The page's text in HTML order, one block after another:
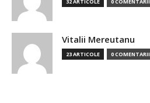
32 ARTICOLE 0 COMENTARII
Vitalii Mereutanu
23 ARTICOLE 0 COMENTARII